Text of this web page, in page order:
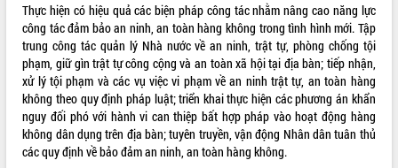
Thực hiện có hiệu quả các biện pháp công tác nhằm nâng cao năng lực
công tác đảm bảo an ninh, an toàn hàng không trong tình hình mới. Tập
trung công tác quản lý Nhà nước về an ninh, trật tự, phòng chống tội
phạm, giữ gìn trật tự công cộng và an toàn xã hội tại địa bàn; tiếp nhận,
xử lý tội phạm và các vụ việc vi phạm về an ninh trật tự, an toàn hàng
không theo quy định pháp luật; triển khai thực hiện các phương án khẩn
nguy đối phó với hành vi can thiệp bất hợp pháp vào hoạt động hàng
không dân dụng trên địa bàn; tuyên truyền, vận động Nhân dân tuân thủ
các quy định về bảo đảm an ninh, an toàn hàng không.